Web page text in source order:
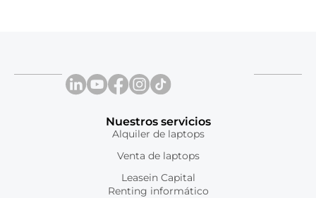
Nuestros servicios
Alquiler de laptops
Venta de laptops
Leasein Capital
Renting informático